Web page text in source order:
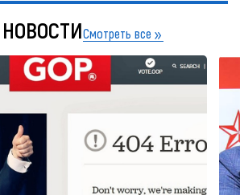
Смотреть все